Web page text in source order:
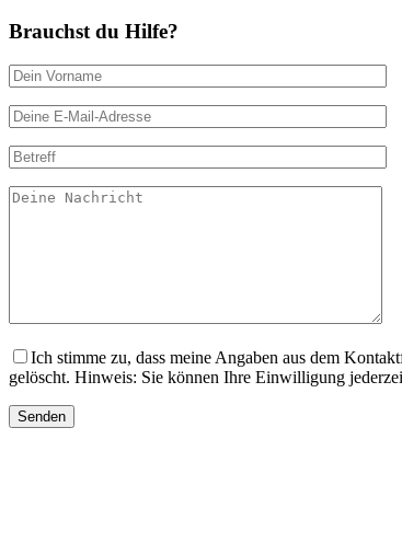
Brauchst du Hilfe?
Ich stimme zu, dass meine Angaben aus dem
gelöscht. Hinweis: Sie können Ihre Einwilligung